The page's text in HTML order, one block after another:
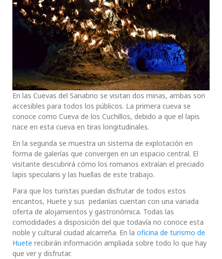
En las Cuevas del Sanabrio se visitan dos minas, ambas son
accesibles para todos los públicos. La primera cueva se
conoce como Cueva de los Cuchillos, debido a que el lapis
nace en esta cueva en tiras longitudinales.
En la segunda se muestra un sistema de explotación en
forma de galerías que convergen en un espacio central. El
visitante descubrirá cómo los romanos extraían el preciado
lapis specularis y las huellas de este trabajo.
Para que los turistas puedan disfrutar de todos estos
encantos, Huete y sus pedanías cuentan con una variada
oferta de alojamientos y gastronómica. Todas las
comodidades a disposición del que todavía no conoce esta
noble y cultural ciudad alcarreña. En la oficina de turismo de
Huete recibirán información ampliada sobre todo lo que hay
que ver y disfrutar.